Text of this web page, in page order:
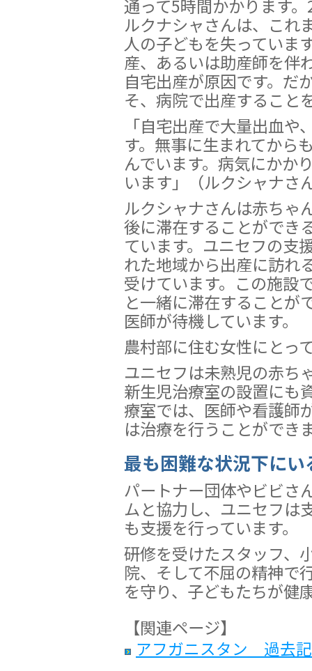
通って5時間かかります
ルクナシャさんは、これ
人の子どもを失っていま
産、あるいは助産師を伴
自宅出産が原因です。だ
そ、病院で出産すること
「自宅出産で大量出血
す。無事に生まれてから
んでいます。病気にかか
います」（ルクシャナさ
ルクシャナさんは赤ちゃ
後に滞在することができ
ています。ユニセフの支
れた地域から出産に訪れ
受けています。この施設
と一緒に滞在することが
医師が待機しています。
農村部に住む女性にとっ
ユニセフは未熟児の赤ち
新生児治療室の設置にも
療室では、医師や看護師
は治療を行うことができ
最も困難な状況下に
パートナー団体やビビさ
ムと協力し、ユニセフは
も支援を行っています。
研修を受けたスタッフ、
院、そして不屈の精神で
を守り、子どもたちが健
【関連ページ】
アフガニスタン 過去